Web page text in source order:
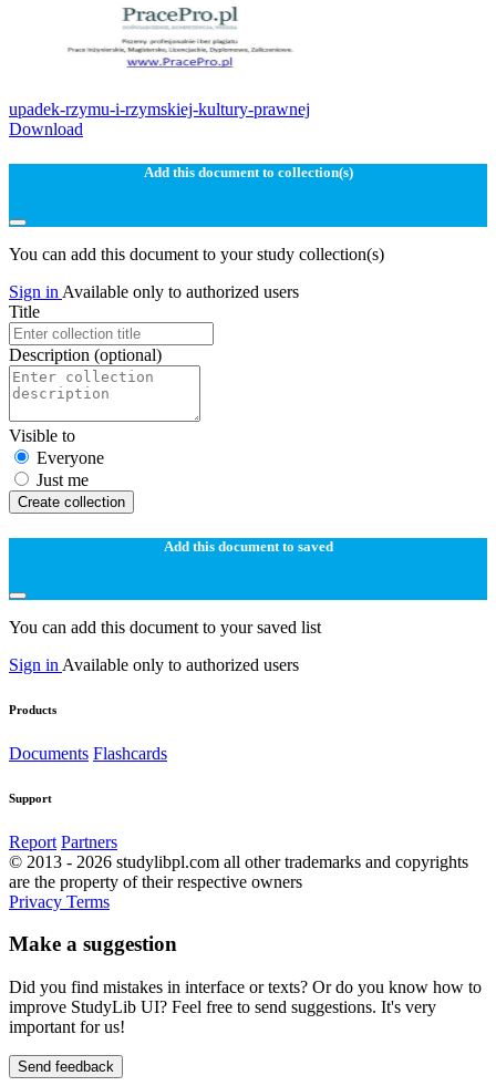
upadek-rzymu-i-rzymskiej-kultury-prawnej
Download
Add this document to collection(s)
You can add this document to your study collection(s)
Sign in Available only to authorized users
Title
Description (optional)
Visible to
Everyone
Just me
Create collection
Add this document to saved
You can add this document to your saved list
Sign in Available only to authorized users
Products
Documents Flashcards
Support
Report Partners
© 2013 - 2026 studylibpl.com all other trademarks and copyrights
are the property of their respective owners
Privacy Terms
Make a suggestion
Did you find mistakes in interface or texts? Or do you know how to
improve StudyLib UI? Feel free to send suggestions. It's very
important for us!
Send feedback